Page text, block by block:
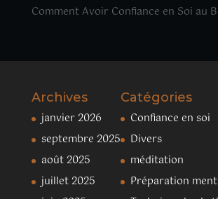
Comment Avoir Confiance en Soi au
Archives
janvier 2026
septembre 2025
août 2025
juillet 2025
Catégories
Confiance en soi
Divers
méditation
Préparation